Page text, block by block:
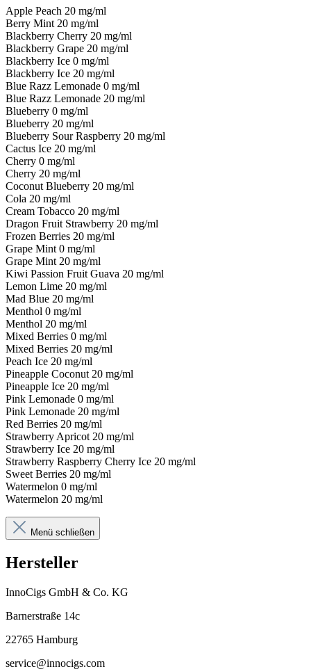
Apple Peach 20 mg/ml
Berry Mint 20 mg/ml
Blackberry Cherry 20 mg/ml
Blackberry Grape 20 mg/ml
Blackberry Ice 0 mg/ml
Blackberry Ice 20 mg/ml
Blue Razz Lemonade 0 mg/ml
Blue Razz Lemonade 20 mg/ml
Blueberry 0 mg/ml
Blueberry 20 mg/ml
Blueberry Sour Raspberry 20 mg/ml
Cactus Ice 20 mg/ml
Cherry 0 mg/ml
Cherry 20 mg/ml
Coconut Blueberry 20 mg/ml
Cola 20 mg/ml
Cream Tobacco 20 mg/ml
Dragon Fruit Strawberry 20 mg/ml
Frozen Berries 20 mg/ml
Grape Mint 0 mg/ml
Grape Mint 20 mg/ml
Kiwi Passion Fruit Guava 20 mg/ml
Lemon Lime 20 mg/ml
Mad Blue 20 mg/ml
Menthol 0 mg/ml
Menthol 20 mg/ml
Mixed Berries 0 mg/ml
Mixed Berries 20 mg/ml
Peach Ice 20 mg/ml
Pineapple Coconut 20 mg/ml
Pineapple Ice 20 mg/ml
Pink Lemonade 0 mg/ml
Pink Lemonade 20 mg/ml
Red Berries 20 mg/ml
Strawberry Apricot 20 mg/ml
Strawberry Ice 20 mg/ml
Strawberry Raspberry Cherry Ice 20 mg/ml
Sweet Berries 20 mg/ml
Watermelon 0 mg/ml
Watermelon 20 mg/ml
Menü schließen
Hersteller
InnoCigs GmbH & Co. KG
Barnerstraße 14c
22765 Hamburg
service@innocigs.com